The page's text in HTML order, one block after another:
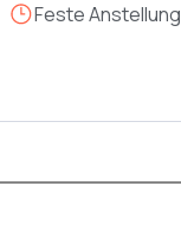
Feste Anstellung